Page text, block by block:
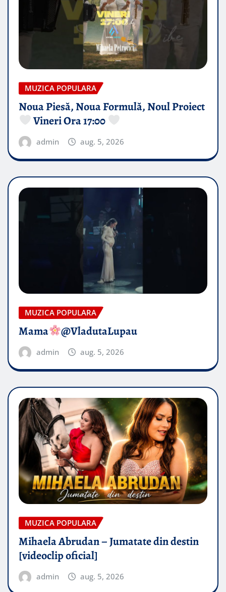
MUZICA POPULARA
Noua Piesă, Noua Formulă, Noul Proiect
Vineri Ora 17:00
admin aug. 5, 2026
MUZICA POPULARA
Mama @VladutaLupau
admin aug. 5, 2026
MUZICA POPULARA
Mihaela Abrudan – Jumatate din destin
[videoclip oficial]
admin aug. 5, 2026